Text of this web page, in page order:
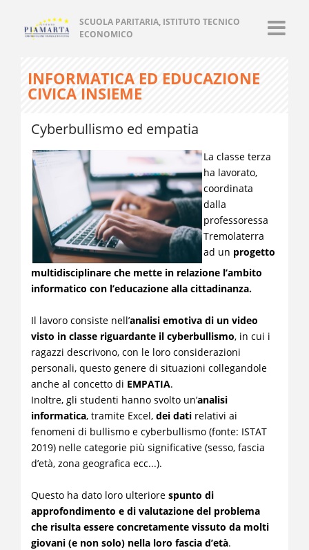
SCUOLA PARITARIA, ISTITUTO TECNICO
ECONOMICO
INFORMATICA ED EDUCAZIONE
CIVICA INSIEME
Cyberbullismo ed empatia
La classe terza
ha lavorato,
coordinata
dalla
professoressa
Tremolaterra
ad un progetto
multidisciplinare che mette in relazione l’ambito
informatico con l’educazione alla cittadinanza.
Il lavoro consiste nell’analisi emotiva di un video
visto in classe riguardante il cyberbullismo, in cui i
ragazzi descrivono, con le loro considerazioni
personali, questo genere di situazioni collegandole
anche al concetto di EMPATIA.
Inoltre, gli studenti hanno svolto un’analisi
informatica, tramite Excel, dei dati relativi ai
fenomeni di bullismo e cyberbullismo (fonte: ISTAT
2019) nelle categorie più significative (sesso, fascia
d’età, zona geografica ecc...).
Questo ha dato loro ulteriore spunto di
approfondimento e di valutazione del problema
che risulta essere concretamente vissuto da molti
giovani (e non solo) nella loro fascia d’età.